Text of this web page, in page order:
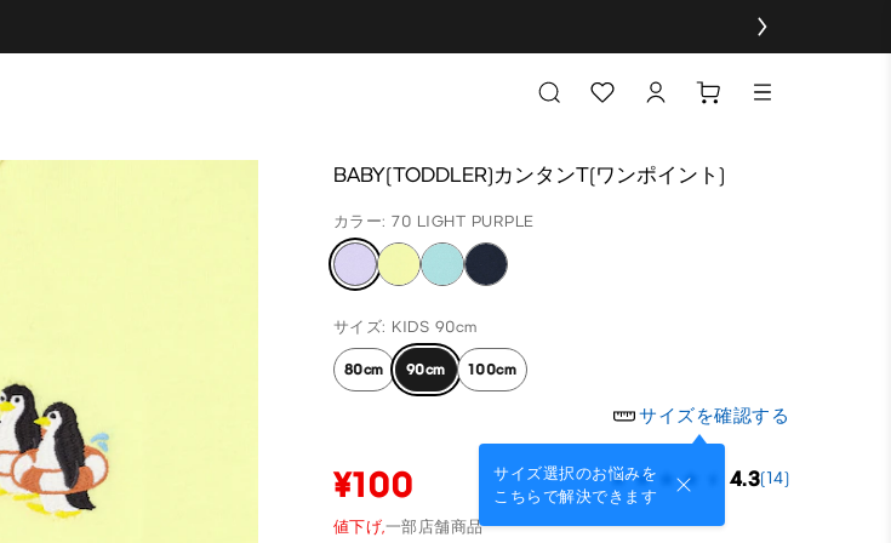
BABY(TODDLER)カンタンT(ワンポイント)
カラー: 70 LIGHT PURPLE
サイズ: KIDS 90cm
80cm 90cm 100cm
サイズを確認する
サイズ選択のお悩みを
こちらで解決できます
¥100 4.3(14)
値下げ,一部店舗商品